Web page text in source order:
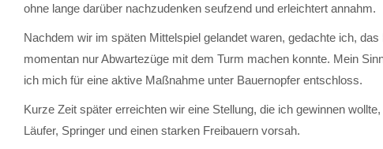
ohne lange darüber nachzudenken seufzend und erleichtert annahm.
Nachdem wir im späten Mittelspiel gelandet waren, gedachte ich,
momentan nur Abwartezüge mit dem Turm machen konnte. Mein
ich mich für eine aktive Maßnahme unter Bauernopfer entschloss.
Kurze Zeit später erreichten wir eine Stellung, die ich gewinnen
Läufer, Springer und einen starken Freibauern vorsah.